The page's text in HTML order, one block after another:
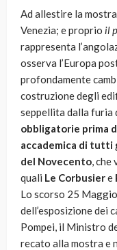
Ad allestire la
Venezia; e proprio il
rappresenta
osserva l’Europa
profondamente
costruzione degli
seppellita dalla furia
obbligatorie prima
accademica di
del Novecento, che
quali Le Corbusiere
Lo scorso 25
dell’esposizione dei
Pompei, il Ministro
recato alla mostra e